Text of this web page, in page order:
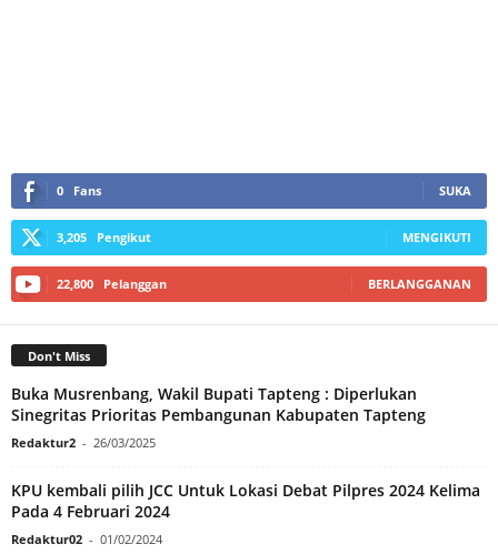
0 Fans SUKA
3,205 Pengikut MENGIKUTI
22,800 Pelanggan BERLANGGANAN
Don't Miss
Buka Musrenbang, Wakil Bupati Tapteng : Diperlukan
Sinegritas Prioritas Pembangunan Kabupaten Tapteng
Redaktur2 - 26/03/2025
KPU kembali pilih JCC Untuk Lokasi Debat Pilpres 2024 Kelima
Pada 4 Februari 2024
Redaktur02 - 01/02/2024